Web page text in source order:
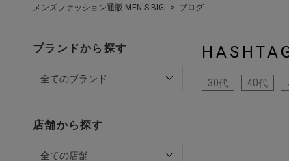
メンズファッション通販 MEN'S BIGI ブログ
ブランドから探す
店舗から探す
30代 40代